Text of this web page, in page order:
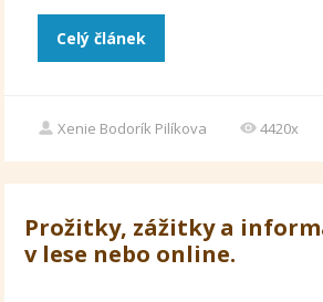
Celý článek
Xenie Bodorík Pilíkova 4420x
Prožitky, zážitky a
v lese nebo online.